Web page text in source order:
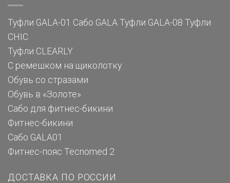
Туфли GALA-01 Сабо GALA Туфли GALA-08 Туфли
CHIC
Туфли CLEARLY
С ремешком на щиколотку
Обувь со стразами
Обувь в «Золоте»
Сабо для фитнес-бикини
Фитнес-бикини
Сабо GALA01
Фитнес-пояс Tecnomed 2
ДОСТАВКА ПО РОССИИ